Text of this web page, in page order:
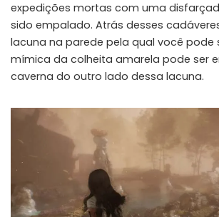
🎁 Limited-time game codes
Temporary download keys — grab them fast, they
🏆
Global contests to win full Steam games & gift cards
🚫Zero Ads • Zero Spam
Instant Telegram Delivery
Everything arrives directly — faster than websites or
🔒Members-Only Content
Exclusive guides & secrets never published
expedições mortas com uma
sido empalado. Atrás desses
lacuna na parede pela qual você pode
mímica da colheita amarela pode ser
caverna do outro lado dessa lacuna.